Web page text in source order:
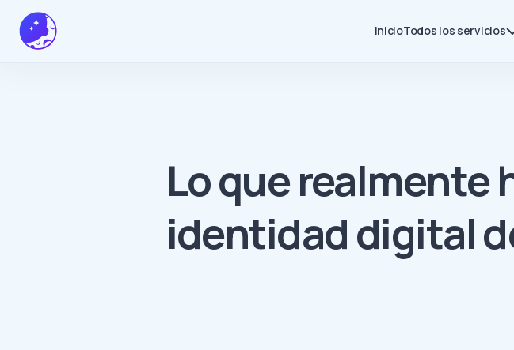
InicioTodos los servicios
Lo que realmente
identidad digital